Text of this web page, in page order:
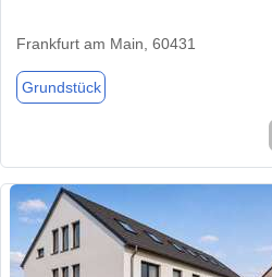
Frankfurt am Main, 60431
Grundstück